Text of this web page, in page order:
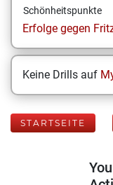
Schönheitspunkte
Erfolge gegen
Keine Drills auf
STARTSEITE